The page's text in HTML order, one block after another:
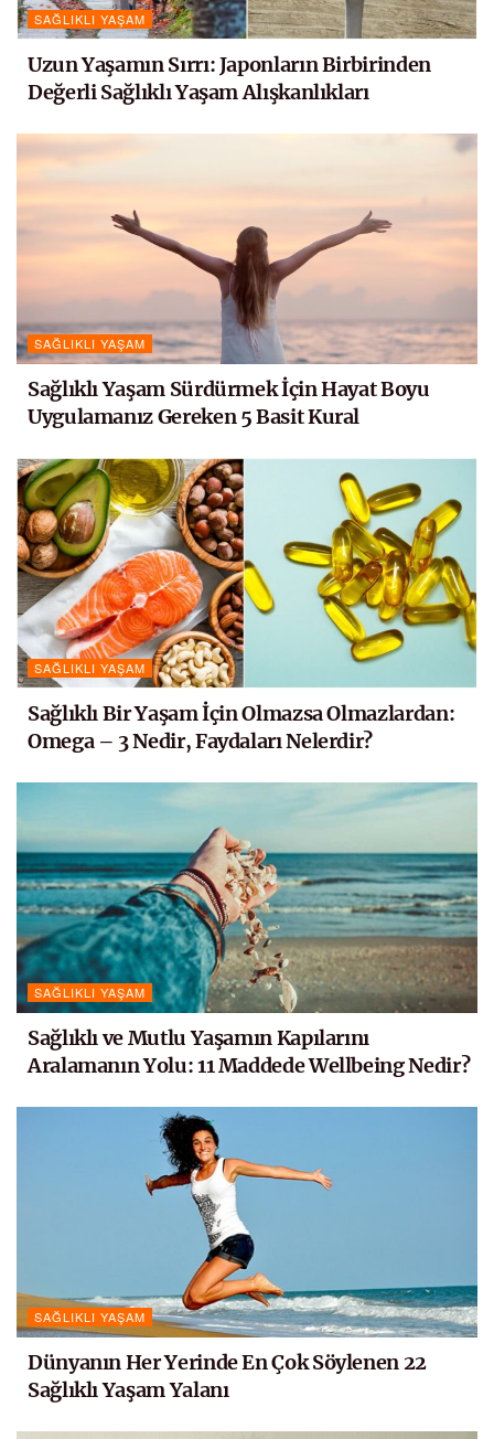
SAĞLIKLI YAŞAM
Uzun Yaşamın Sırrı: Japonların Birbirinden
Değerli Sağlıklı Yaşam Alışkanlıkları
SAĞLIKLI YAŞAM
Sağlıklı Yaşam Sürdürmek İçin Hayat Boyu
Uygulamanız Gereken 5 Basit Kural
SAĞLIKLI YAŞAM
Sağlıklı Bir Yaşam İçin Olmazsa Olmazlardan:
Omega – 3 Nedir, Faydaları Nelerdir?
SAĞLIKLI YAŞAM
Sağlıklı ve Mutlu Yaşamın Kapılarını
Aralamanın Yolu: 11 Maddede Wellbeing Nedir?
SAĞLIKLI YAŞAM
Dünyanın Her Yerinde En Çok Söylenen 22
Sağlıklı Yaşam Yalanı